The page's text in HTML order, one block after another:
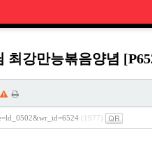
최강만능볶음양념
(1977)